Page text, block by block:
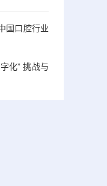
国口腔行业
化” 挑战与